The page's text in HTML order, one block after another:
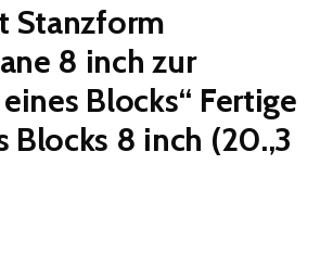
Stanzform
8 inch zur
Blocks“ Fertige
Blocks 8 inch (20.,3